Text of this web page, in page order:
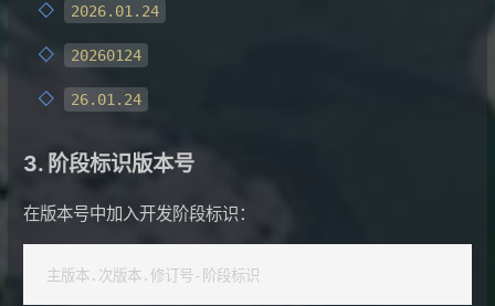
2026.01.24
20260124
26.01.24
3. 阶段标识版本号
在版本号中加入开发阶段标识：
主版本.次版本.修订号-阶段标识